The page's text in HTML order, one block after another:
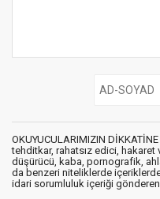
OKUYUCULARIMIZIN
tehditkar, rahatsız edici, hakaret
düşürücü, kaba, pornografik,
da benzeri niteliklerde
idari sorumluluk içeriği gönderen